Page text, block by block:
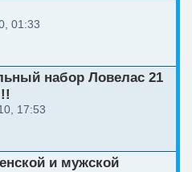
01:33
набор Ловелас 21
17:53
и мужской